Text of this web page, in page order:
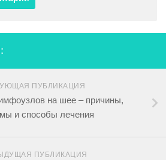
ПУБЛИКАЦИЯ
на шее – причины,
и способы лечения
ПУБЛИКАЦИЯ